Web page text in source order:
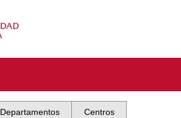
Departamentos Centros